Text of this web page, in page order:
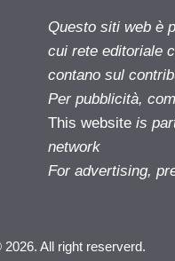
Questo siti web è
cui rete editoriale
contano sul
Per pubblicità,
This website is
network
For advertising,
All right reserverd.